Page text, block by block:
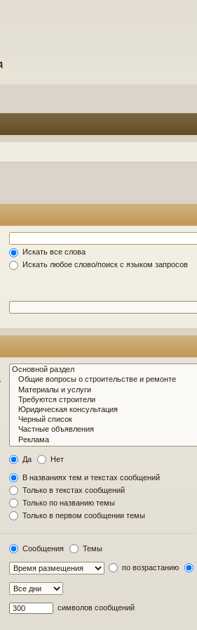
Искать все слова
Искать любое слово/поиск с языком запросов
Да Нет
В названиях тем и текстах сообщений
Только в текстах сообщений
Только по названию темы
Только в первом сообщении темы
Сообщения Темы
по возрастанию
символов сообщений